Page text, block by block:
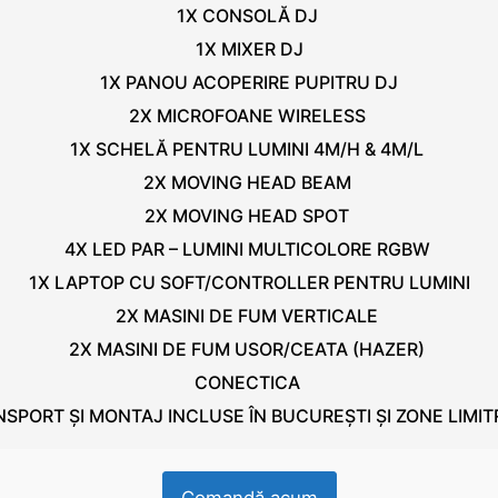
1X CONSOLĂ DJ
1X MIXER DJ
1X PANOU ACOPERIRE PUPITRU DJ
2X MICROFOANE WIRELESS
1X SCHELĂ PENTRU LUMINI 4M/H & 4M/L
2X MOVING HEAD BEAM
2X MOVING HEAD SPOT
4X LED PAR – LUMINI MULTICOLORE RGBW
1X LAPTOP CU SOFT/CONTROLLER PENTRU LUMINI
2X MASINI DE FUM VERTICALE
2X MASINI DE FUM USOR/CEATA (HAZER)
CONECTICA
ȘI MONTAJ INCLUSE ÎN BUCUREȘTI ȘI ZONE